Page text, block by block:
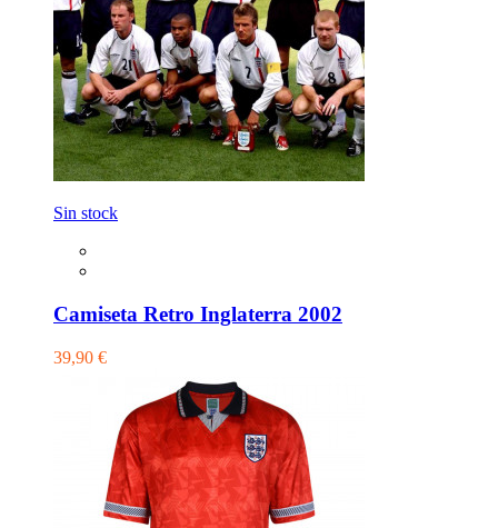
Sin stock
Camiseta Retro Inglaterra 2002
39,90 €